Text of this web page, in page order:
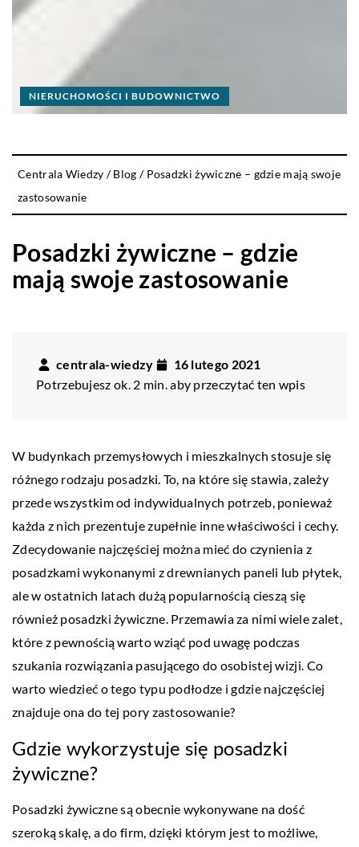
NIERUCHOMOŚCI I BUDOWNICTWO
Centrala Wiedzy /Blog / Posadzki żywiczne – gdzie mają swoje
zastosowanie
Posadzki żywiczne – gdzie
mają swoje zastosowanie
centrala-wiedzy
16 lutego 2021
Potrzebujesz ok. 2 min. aby przeczytać ten wpis
W budynkach przemysłowych i mieszkalnych stosuje się
różnego rodzaju posadzki. To, na które się stawia, zależy
przede wszystkim od indywidualnych potrzeb, ponieważ
każda z nich prezentuje zupełnie inne właściwości i cechy.
Zdecydowanie najczęściej można mieć do czynienia z
posadzkami wykonanymi z drewnianych paneli lub płytek,
ale w ostatnich latach dużą popularnością cieszą się
również posadzki żywiczne. Przemawia za nimi wiele zalet,
które z pewnością warto wziąć pod uwagę podczas
szukania rozwiązania pasującego do osobistej wizji. Co
warto wiedzieć o tego typu podłodze i gdzie najczęściej
znajduje ona do tej pory zastosowanie?
Gdzie wykorzystuje się posadzki
żywiczne?
Posadzki żywiczne są obecnie wykonywane na dość
szeroką skalę, a do firm, dzięki którym jest to możliwe,